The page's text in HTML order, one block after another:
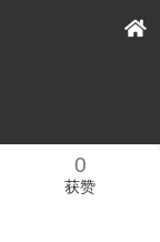
0
获赞